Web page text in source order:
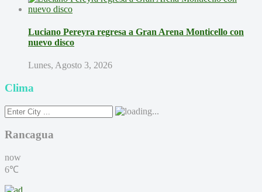
Luciano Pereyra regresa a Gran Arena Monticello con
nuevo disco
Lunes, Agosto 3, 2026
Clima
Rancagua
now
6℃